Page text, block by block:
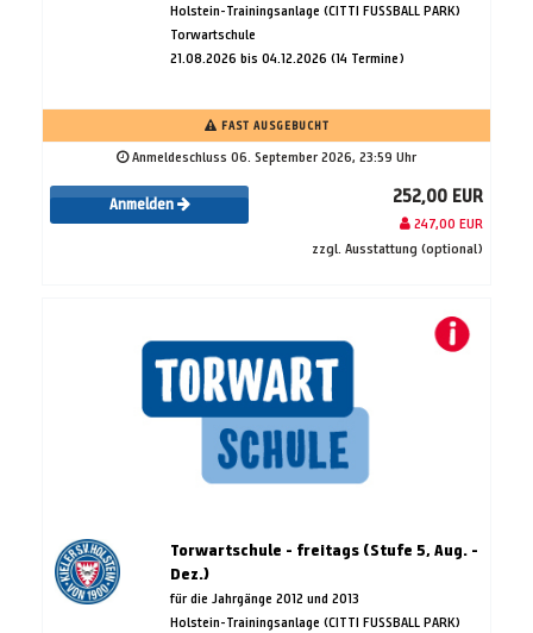
Holstein-Trainingsanlage (CITTI FUSSBALL PARK)
Torwartschule
21.08.2026 bis 04.12.2026 (14 Termine)
FAST AUSGEBUCHT
Anmeldeschluss 06. September 2026, 23:59 Uhr
Anmelden 252,00 EUR
247,00 EUR
zzgl. Ausstattung (optional)
Torwartschule - freitags (Stufe 5, Aug. -
Dez.)
für die Jahrgänge 2012 und 2013
Holstein-Trainingsanlage (CITTI FUSSBALL PARK)